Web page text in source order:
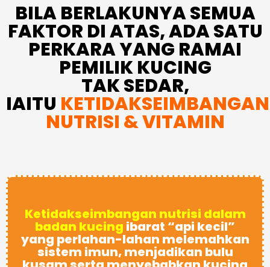
BILA BERLAKUNYA SEMUA
FAKTOR DI ATAS, ADA SATU
PERKARA YANG RAMAI
PEMILIK KUCING
TAK SEDAR,
IAITU KETIDAKSEIMBANGAN
NUTRISI & VITAMIN
Ketidakseimbangan nutrisi dalam
badan kucing ibarat “api kecil”
yang perlahan-lahan melemahkan
sistem imun, menjadikan bulu